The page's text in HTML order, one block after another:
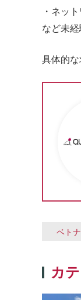
・ネッ
など未
具体的な
ベト
カ